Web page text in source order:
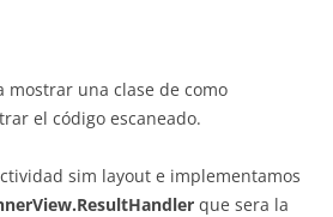
mostrar una clase de como
el código escaneado.
sim layout e implementamos
que sera la